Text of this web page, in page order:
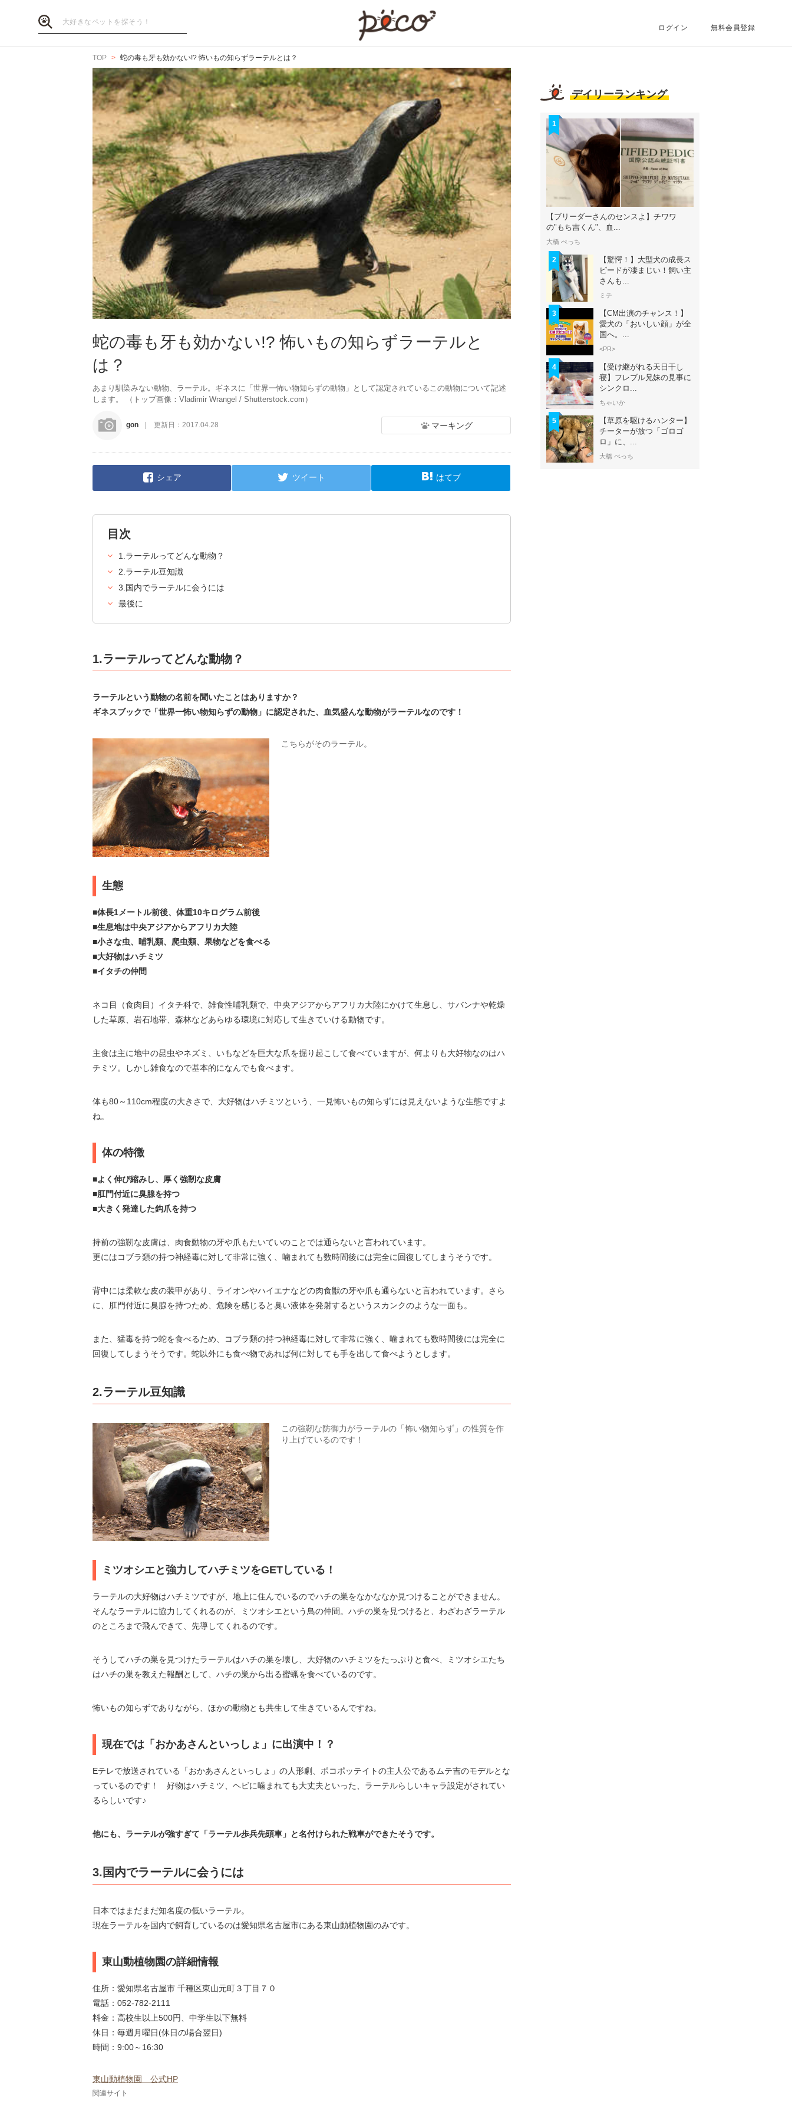
ログイン 無料会員登録
TOP 蛇の毒も牙も効かない!? 怖いもの知らずラーテルとは？
蛇の毒も牙も効かない!? 怖いもの知らずラーテルと
は？
あまり馴染みない動物、ラーテル。ギネスに「世界一怖い物知らずの動物」として認定されているこの動物について記述
します。 （トップ画像：Vladimir Wrangel / Shutterstock.com）
gon 更新日： 2017.04.28 マーキング
シェア ツイート はてブ
目次
1.ラーテルってどんな動物？
2.ラーテル豆知識
3.国内でラーテルに会うには
最後に
1.ラーテルってどんな動物？
ラーテルという動物の名前を聞いたことはありますか？
ギネスブックで「世界一怖い物知らずの動物」に認定された、血気盛んな動物がラーテルなのです！
こちらがそのラーテル。
生態
■体長1メートル前後、体重10キログラム前後
■生息地は中央アジアからアフリカ大陸
■小さな虫、哺乳類、爬虫類、果物などを食べる
■大好物はハチミツ
■イタチの仲間
ネコ目（食肉目）イタチ科で、雑食性哺乳類で、中央アジアからアフリカ大陸にかけて生息し、サバンナや乾燥
した草原、岩石地帯、森林などあらゆる環境に対応して生きていける動物です。
主食は主に地中の昆虫やネズミ、いもなどを巨大な爪を掘り起こして食べていますが、何よりも大好物なのはハ
チミツ。しかし雑食なので基本的になんでも食べます。
体も80～110cm程度の大きさで、大好物はハチミツという、一見怖いもの知らずには見えないような生態ですよ
ね。
体の特徴
■よく伸び縮みし、厚く強靭な皮膚
■肛門付近に臭腺を持つ
■大きく発達した鈎爪を持つ
持前の強靭な皮膚は、肉食動物の牙や爪もたいていのことでは通らないと言われています。
更にはコブラ類の持つ神経毒に対して非常に強く、噛まれても数時間後には完全に回復してしまうそうです。
背中には柔軟な皮の装甲があり、ライオンやハイエナなどの肉食獣の牙や爪も通らないと言われています。さら
に、肛門付近に臭腺を持つため、危険を感じると臭い液体を発射するというスカンクのような一面も。
また、猛毒を持つ蛇を食べるため、コブラ類の持つ神経毒に対して非常に強く、噛まれても数時間後には完全に
回復してしまうそうです。蛇以外にも食べ物であれば何に対しても手を出して食べようとします。
2.ラーテル豆知識
この強靭な防御力がラーテルの「怖い物知らず」の性質を作
り上げているのです！
ミツオシエと強力してハチミツをGETしている！
ラーテルの大好物はハチミツですが、地上に住んでいるのでハチの巣をなかななか見つけることができません。
そんなラーテルに協力してくれるのが、ミツオシエという鳥の仲間。ハチの巣を見つけると、わざわざラーテル
のところまで飛んできて、先導してくれるのです。
そうしてハチの巣を見つけたラーテルはハチの巣を壊し、大好物のハチミツをたっぷりと食べ、ミツオシエたち
はハチの巣を教えた報酬として、ハチの巣から出る蜜蝋を食べているのです。
怖いもの知らずでありながら、ほかの動物とも共生して生きているんですね。
現在では「おかあさんといっしょ」に出演中！？
Eテレで放送されている「おかあさんといっしょ」の人形劇、ポコポッテイトの主人公であるムテ吉のモデルとな
っているのです！ 好物はハチミツ、ヘビに噛まれても大丈夫といった、ラーテルらしいキャラ設定がされてい
るらしいです♪
他にも、ラーテルが強すぎて「ラーテル歩兵先頭車」と名付けられた戦車ができたそうです。
3.国内でラーテルに会うには
日本ではまだまだ知名度の低いラーテル。
現在ラーテルを国内で飼育しているのは愛知県名古屋市にある東山動植物園のみです。
東山動植物園の詳細情報
住所：愛知県名古屋市 千種区東山元町３丁目７０
電話：052-782-2111
料金：高校生以上500円、中学生以下無料
休日：毎週月曜日(休日の場合翌日)
時間：9:00～16:30
東山動植物園 公式HP
関連サイト
デイリーランキング
1
【ブリーダーさんのセンスよ】チワワ
の"もち吉くん"、血...
大橋 ぺっち
2
【驚愕！】大型犬の成長ス
ピードが凄まじい！飼い主
さんも...
ミチ
3
【CM出演のチャンス！】
愛犬の「おいしい顔」が全
国へ。...
<PR>
4
【受け継がれる天日干し
寝】フレブル兄妹の見事に
シンクロ...
ちゃいか
5
【草原を駆けるハンター】
チーターが放つ「ゴロゴ
ロ」に、...
大橋 ぺっち